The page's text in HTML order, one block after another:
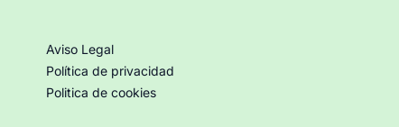
Aviso Legal
Política de privacidad
Politica de cookies